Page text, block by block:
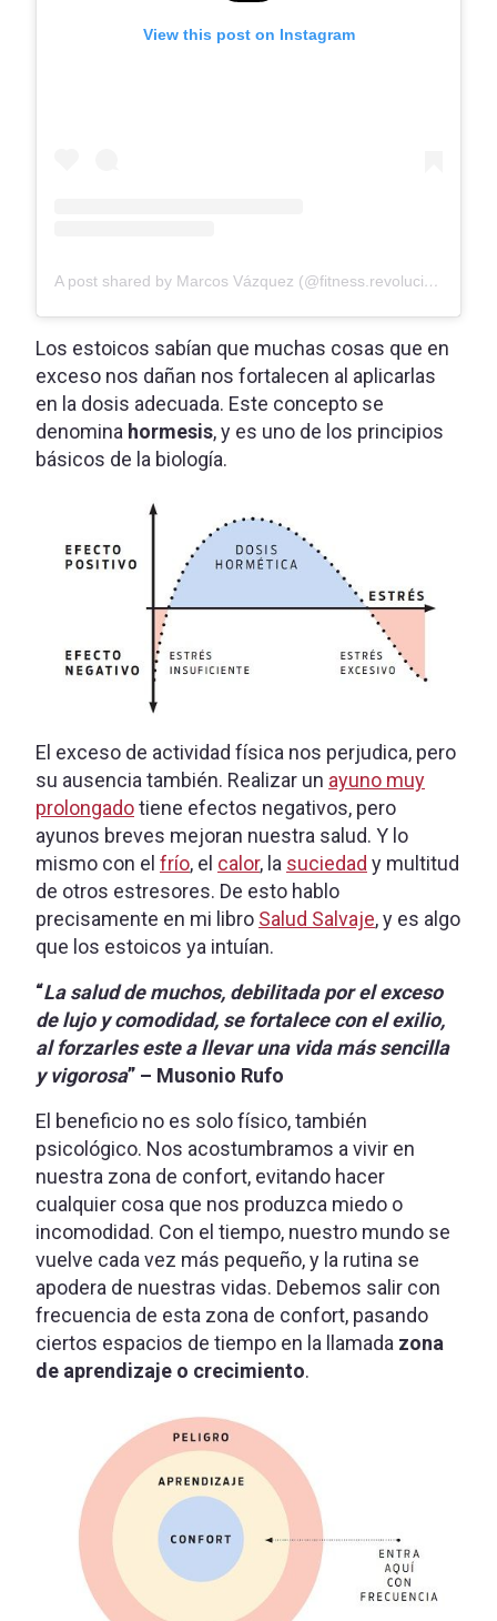
View this post on Instagram
A post shared by Marcos Vázquez (@fitness.revolucionario)
Los estoicos sabían que muchas cosas que en
exceso nos dañan nos fortalecen al aplicarlas
en la dosis adecuada. Este concepto se
denomina hormesis, y es uno de los principios
básicos de la biología.
El exceso de actividad física nos perjudica, pero
su ausencia también. Realizar un ayuno muy
prolongadotiene efectos negativos, pero
ayunos breves mejoran nuestra salud. Y lo
mismo con el frío, el calor, la suciedad y multitud
de otros estresores. De esto hablo
precisamente en mi libro Salud Salvaje, y es algo
que los estoicos ya intuían.
“La salud de muchos, debilitada por el exceso
de lujo y comodidad, se fortalece con el exilio,
al forzarles este a llevar una vida más sencilla
y vigorosa” – Musonio Rufo
El beneficio no es solo físico, también
psicológico. Nos acostumbramos a vivir en
nuestra zona de confort, evitando hacer
cualquier cosa que nos produzca miedo o
incomodidad. Con el tiempo, nuestro mundo se
vuelve cada vez más pequeño, y la rutina se
apodera de nuestras vidas. Debemos salir con
frecuencia de esta zona de confort, pasando
ciertos espacios de tiempo en la llamada zona
de aprendizaje o crecimiento.